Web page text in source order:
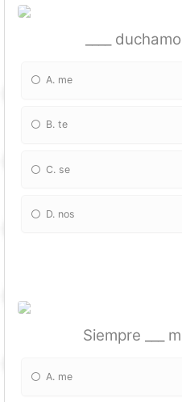
____
A. me
B. te
C. se
D. nos
Siempre ___
A. me